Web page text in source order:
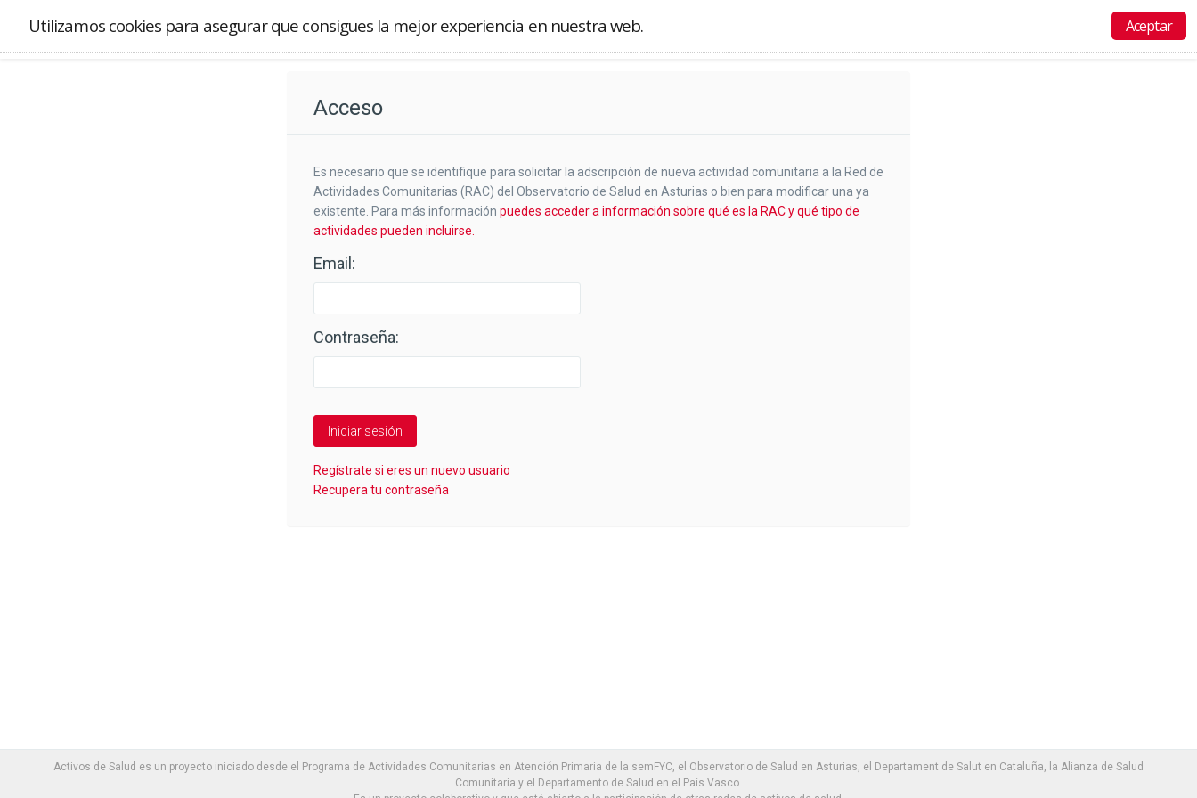
Utilizamos cookies para asegurar que consigues la mejor experiencia en nuestra web. Aceptar
ACTIVOS DE SALUD Acceso
Acceso
Es necesario que se identifique para solicitar la adscripción de nueva actividad comunitaria a la Red de
Actividades Comunitarias (RAC) del Observatorio de Salud en Asturias o bien para modificar una ya
existente. Para más información puedes acceder a información sobre qué es la RAC y qué tipo de
actividades pueden incluirse.
Email:
Contraseña:
Regístrate si eres un nuevo usuario
Recupera tu contraseña
Activos de Salud es un proyecto iniciado desde el Programa de Actividades Comunitarias en Atención Primaria de la semFYC, el Observatorio de Salud en Asturias, el Departament de Salut en Cataluña, la Alianza de Salud
Comunitaria y el Departamento de Salud en el País Vasco.